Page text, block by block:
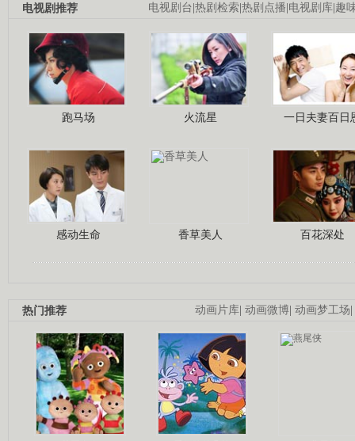
电视剧台|热剧检索|热剧点播|电视剧库|趣
电视剧推荐
跑马场 火流星 一日夫妻百日
感动生命 香草美人 百花深处
动画片库| 动画微博| 动画梦工场|
热门推荐